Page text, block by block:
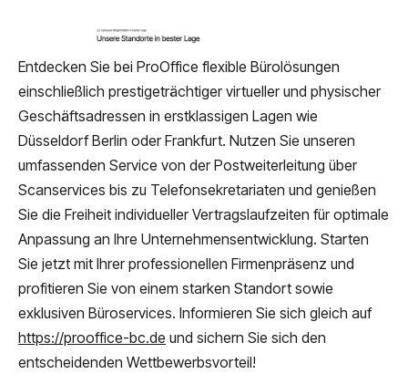
Entdecken Sie bei ProOffice flexible Bürolösungen
einschließlich prestigeträchtiger virtueller und physischer
Geschäftsadressen in erstklassigen Lagen wie
Düsseldorf Berlin oder Frankfurt. Nutzen Sie unseren
umfassenden Service von der Postweiterleitung über
Scanservices bis zu Telefonsekretariaten und genießen
Sie die Freiheit individueller Vertragslaufzeiten für optimale
Anpassung an Ihre Unternehmensentwicklung. Starten
Sie jetzt mit Ihrer professionellen Firmenpräsenz und
profitieren Sie von einem starken Standort sowie
exklusiven Büroservices. Informieren Sie sich gleich auf
https://prooffice-bc.de und sichern Sie sich den
entscheidenden Wettbewerbsvorteil!